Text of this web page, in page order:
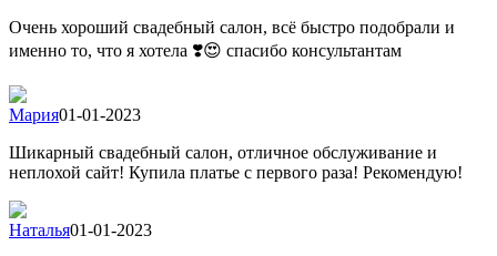
Очень хороший свадебный салон, всё быстро подобрали и
именно то, что я хотела ❣️😍 спасибо консультантам
Мария01-01-2023
Шикарный свадебный салон, отличное обслуживание и
неплохой сайт! Купила платье с первого раза! Рекомендую!
Наталья01-01-2023